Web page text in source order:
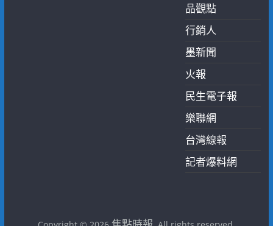
品觀點
行銷人
墨新聞
火報
民生電子報
樂聯網
台灣線報
記者爆料網